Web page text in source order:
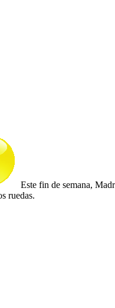
Este fin de semana,
ruedas.